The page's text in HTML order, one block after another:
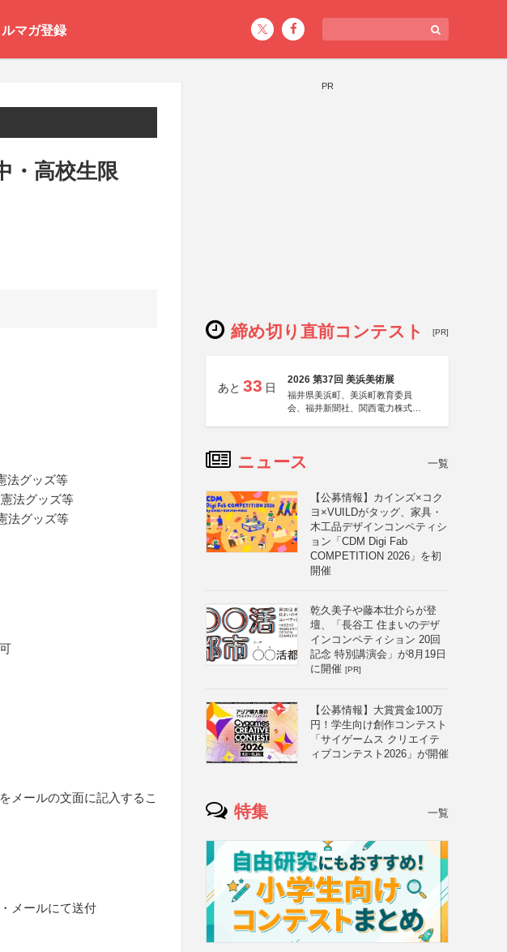
ルマガ登録
・高校生限
法グッズ等
法グッズ等
法グッズ等
メールの文面に記入するこ
メールにて送付
PR
締め切り直前コンテスト [PR]
あと 33 日
2026 第37回 美浜美術展
福井県美浜町、美浜町教育委員
会、福井新聞社、関西電力株式会
ニュース 一覧
【公募情報】カインズ×コク
ヨ×VUILDがタッグ、家具・
木工品デザインコンペティシ
ョン「CDM Digi Fab
COMPETITION 2026」を初
開催
乾久美子や藤本壮介らが登
壇、「長谷工 住まいのデザ
インコンペティション 20回
記念 特別講演会」が8月19日
に開催 [PR]
【公募情報】大賞賞金100万
円！学生向け創作コンテスト
「サイゲームス クリエイテ
ィブコンテスト2026」が開催
特集 一覧